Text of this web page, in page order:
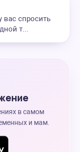
вас спросить
т...
в самом
и мам.